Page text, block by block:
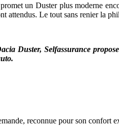
un Duster plus moderne
attendus. Le tout sans renier la
Duster, Selfassurance
reconnue pour son confort